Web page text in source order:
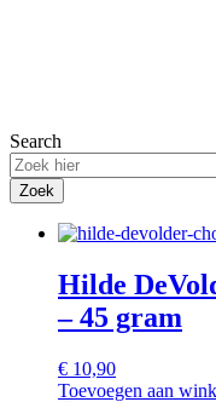
Search
Zoek
Hilde
– 45 gram
€ 10,90
Toevoegen aan